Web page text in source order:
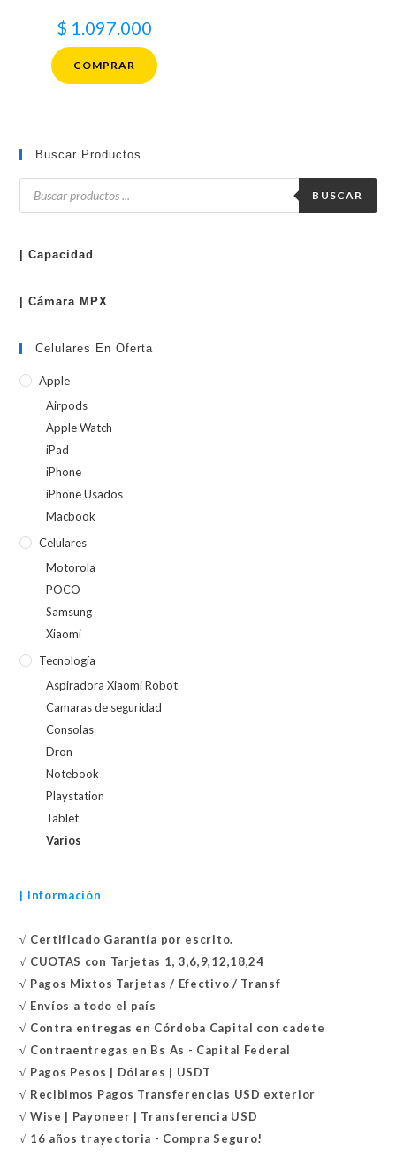
$ 1.097.000
COMPRAR
Buscar Productos…
Búsqueda
productos
BUSCAR
| Capacidad
| Cámara MPX
Celulares En Oferta
Apple
Airpods
Apple Watch
iPad
iPhone
iPhone Usados
Macbook
Celulares
Motorola
POCO
Samsung
Xiaomi
Tecnología
Aspiradora Xiaomi Robot
Camaras de seguridad
Consolas
Dron
Notebook
Playstation
Tablet
Varios
| Información
√ Certificado Garantía por escrito.
√ CUOTAS con Tarjetas 1, 3,6,9,12,18,24
√ Pagos Mixtos Tarjetas / Efectivo / Transf
√ Envíos a todo el país
√ Contra entregas en Córdoba Capital con cadete
√ Contraentregas en Bs As - Capital Federal
√ Pagos Pesos | Dólares | USDT
√ Recibimos Pagos Transferencias USD exterior
√ Wise | Payoneer | Transferencia USD
√ 16 años trayectoria - Compra Seguro!